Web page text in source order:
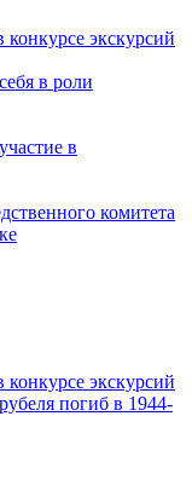
конкурсе экскурсий
в роли
в
комитета
конкурсе экскурсий
погиб в 1944-